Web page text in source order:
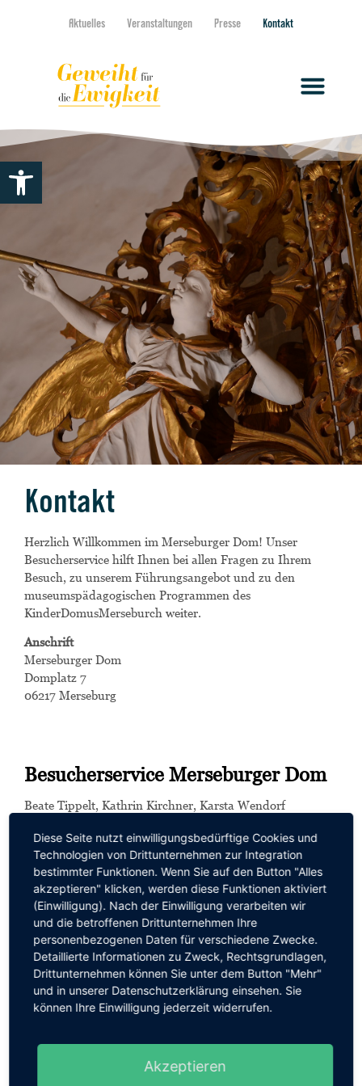
Werkzeugleiste öffnen
Aktuelles Veranstaltungen Presse Kontakt
Kontakt
Herzlich Willkommen im Merseburger Dom! Unser
Besucherservice hilft Ihnen bei allen Fragen zu Ihrem
Besuch, zu unserem Führungsangebot und zu den
museumspädagogischen Programmen des
KinderDomusMerseburch weiter.
Anschrift
Merseburger Dom
Domplatz 7
06217 Merseburg
Besucherservice Merseburger Dom
Beate Tippelt, Kathrin Kirchner, Karsta Wendorf
Fax: +49 (0) 3461 72 06 21
fuehrung@merseburger-dom.de
Domstiftsarchiv und
Domstiftsbibliothek Merseburg /
Koordination Ausstellungen
Markus Cottin
Mobil: +49 (0) 157 30 88 73 48
Fax: +49 (0) 3461 72 06 21
m.cottin@vereinigtedomstifter.de
Diese Seite nutzt einwilligungsbedürftige Cookies und
Technologien von Drittunternehmen zur Integration
bestimmter Funktionen. Wenn Sie auf den Button "Alles
akzeptieren" klicken, werden diese Funktionen aktiviert
(Einwilligung). Nach der Einwilligung verarbeiten wir
und die betroffenen Drittunternehmen Ihre
personenbezogenen Daten für verschiedene Zwecke.
Detaillierte Informationen zu Zweck, Rechtsgrundlagen,
Drittunternehmen können Sie unter dem Button "Mehr"
und in unserer Datenschutzerklärung einsehen. Sie
können Ihre Einwilligung jederzeit widerrufen.
Akzeptieren